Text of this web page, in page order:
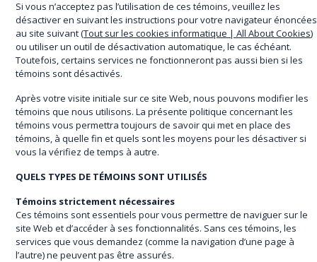
Si vous n’acceptez pas l’utilisation de ces témoins, veuillez les
désactiver en suivant les instructions pour votre navigateur énoncées
au site suivant(Tout sur les cookies informatique | All About Cookies)
ou utiliser un outil de désactivation automatique, le cas échéant.
Toutefois, certains services ne fonctionneront pas aussi bien si les
témoins sont désactivés.
Après votre visite initiale sur ce site Web, nous pouvons modifier les
témoins que nous utilisons. La présente politique concernant les
témoins vous permettra toujours de savoir qui met en place des
témoins, à quelle fin et quels sont les moyens pour les désactiver si
vous la vérifiez de temps à autre.
QUELS TYPES DE TÉMOINS SONT UTILISÉS
Témoins strictement nécessaires
Ces témoins sont essentiels pour vous permettre de naviguer sur le
site Web et d’accéder à ses fonctionnalités. Sans ces témoins, les
services que vous demandez (comme la navigation d’une page à
l’autre) ne peuvent pas être assurés.